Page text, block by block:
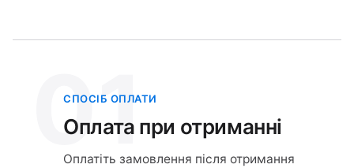
01
СПОСІБ ОПЛАТИ
Оплата при отриманні
Оплатіть замовлення після отримання